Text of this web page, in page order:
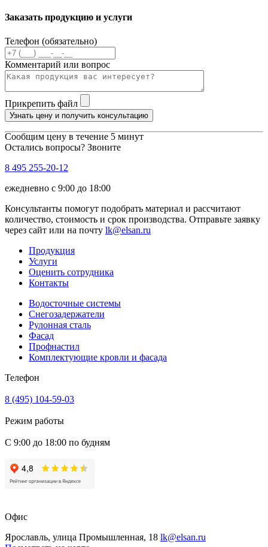
Заказать продукцию и услуги
Телефон (обязательно)
Комментарий или вопрос
Прикрепить файл
Узнать цену и получить консультацию
Сообщим цену в течение 5 минут
Остались вопросы? Звоните
8 495 255-20-12
ежедневно с 9:00 до 18:00
Консультанты помогут подобрать материал и рассчитают
количество, стоимость и срок производства. Отправьте заявку
через сайт или на почту lk@elsan.ru
Продукция
Услуги
Оценить сотрудника
Контакты
Водосточные системы
Снегозадержатели
Рулонная сталь
Фасад
Профнастил
Комплектующие кровли и фасада
Телефон
8 (495) 104-59-03
Режим работы
С 9:00 до 18:00 по будням
Офис
Ярославль, улица Промышленная, 18 lk@elsan.ru